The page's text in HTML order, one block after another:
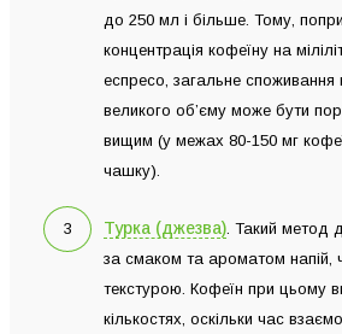
до 250 мл і більше. Тому,
концентрація кофеїну на
еспресо, загальне споживання
великого об’єму може бути
вищим (у межах 80-150 мг
чашку).
Турка (джезва) . Такий метод
за смаком та ароматом напій,
текстурою. Кофеїн при цьому
кількостях, оскільки час